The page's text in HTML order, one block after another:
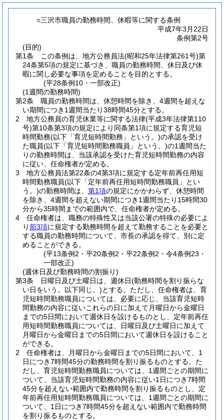
○三沢市職員の勤務時間、休暇等に関する条例
平成7年3月22日
条例第2号
(目的)
第1条
この条例は、地方公務員法(昭和25年法律第261号)第
24条第5項の規定に基づき、職員の勤務時間、休日及び休
暇に関し必要な事項を定めることを目的とする。
(平28条例10・一部改正)
(1週間の勤務時間)
第2条
職員の勤務時間は、休憩時間を除き、4週間を超えな
い期間につき1週間当たり38時間45分とする。
2
地方公務員の育児休業等に関する法律(平成3年法律第110
号)第10条第3項の規定により同条第1項に規定する育児短
時間勤務(以下「育児短時間勤務」という。)の承認を受け
た職員(以下「育児短時間勤務職員」という。)の1週間当た
りの勤務時間は、当該承認を受けた育児短時間勤務の内容
に従い、任命権者が定める。
3
地方公務員法第22条の4第3項に規定する定年前再任用短
時間勤務職員(以下「定年前再任用短時間勤務職員」とい
う。)の勤務時間は、 第1項の規定にかかわらず、休憩時間
を除き、4週間を超えない期間につき1週間当たり15時間30
分から35時間までの範囲内で、任命権者が定める。
4
任命権者は、職務の特殊性又は当該公署の特殊の必要によ
り前3項に規定する勤務時間を超えて勤務することを必要と
する職員の勤務時間について、市長の承認を得て、別に定
めることができる。
(平13条例2・平20条例2・平22条例2・令4条例23・
一部改正)
(週休日及び勤務時間の割振り)
第3条
日曜日及び土曜日は、週休日(勤務時間を割り振らな
い日をいう。以下同じ。)とする。 ただし、任命権者は、育
児短時間勤務職員については、必要に応じ、当該育児短時
間勤務の内容に従いこれらの日に加えて月曜日から金曜日
までの5日間において週休日を設けるものとし、定年前再任
用短時間勤務職員については、日曜日及び土曜日に加えて
月曜日から金曜日までの5日間において週休日を設けること
ができる。
2
任命権者は、月曜日から金曜日までの5日間において、1
日につき7時間45分の勤務時間を割り振るものとする。 た
だし、育児短時間勤務職員については、1週間ごとの期間に
ついて、当該育児短時間勤務の内容に従い1日につき7時間
45分を超えない範囲内で勤務時間を割り振るものとし、定
年前再任用短時間勤務職員については、1週間ごとの期間に
ついて、1日につき7時間45分を超えない範囲内で勤務時間
を割り振るものとする。